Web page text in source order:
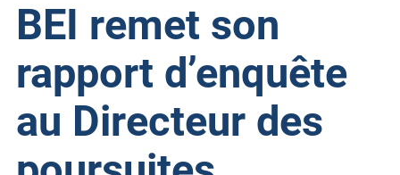
BEI remet son
rapport d’enquête
au Directeur des